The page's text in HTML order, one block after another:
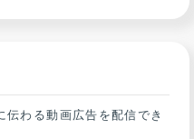
わる動画広告を配信でき